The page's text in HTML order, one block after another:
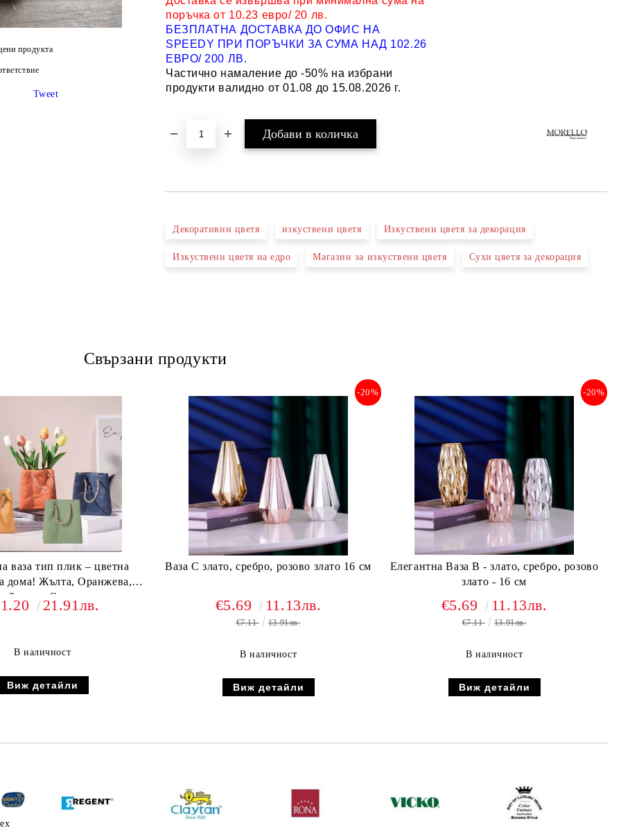
поръчка от 10.23 евро/ 20 лв.
БЕЗПЛАТНА ДОСТАВКА ДО ОФИС НА
SPEEDY ПРИ ПОРЪЧКИ ЗА СУМА НАД 102.26
ЕВРО/ 200 ЛВ.
Частично намаление до -50% на избрани
продукти валидно от 01.08 до 15.08.2026 г.
Декоративни цветя изкуствени цветя Изкуствени цветя за декорация
Изкуствени цветя на едро Магазин за изкуствени цветя Сухи цветя за декорация
продукта
Tweet
Свързани продукти
ваза тип плик – цветна
дома! Жълта, Оранжева,
Зелена, Синя21.91лв.
В наличност
Виж детайли
Ваза C злато, сребро, розово злато 16 см
-20%
€5.69 11.13лв.
€7.11 13.91лв.
В наличност
Виж детайли
Елегантна Ваза B - злато, сребро, розово
злато - 16 см
-20%
€5.69 11.13лв.
€7.11 13.91лв.
В наличност
Виж детайли